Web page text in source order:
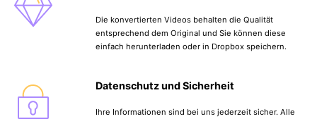
Die konvertierten Videos behalten die Qualität
entsprechend dem Original und Sie können diese
einfach herunterladen oder in Dropbox speichern.
Datenschutz und Sicherheit
Ihre Informationen sind bei uns jederzeit sicher. Alle